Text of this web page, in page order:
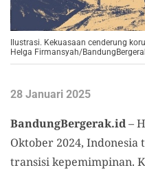
Ilustrasi. Kekuasaan cenderung
Helga Firmansyah/
28 Januari 2025
BandungBergerak.id–
Oktober 2024,
transisi kepemimpinan.